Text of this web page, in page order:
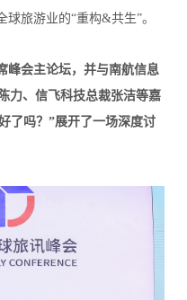
旅游业的“重构&共生”。
峰会主论坛，并与南航信息
力、信飞科技总裁张洁等嘉
了吗？”展开了一场深度讨